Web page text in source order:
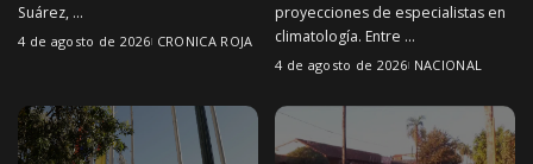
Suárez, ...
4 de agosto de 2026 CRONICA ROJA
proyecciones de especialistas en
climatología. Entre ...
4 de agosto de 2026 NACIONAL